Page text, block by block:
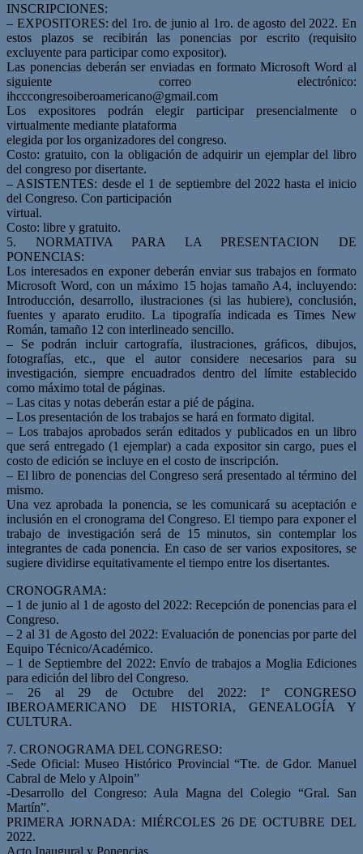
INSCRIPCIONES:
– EXPOSITORES: del 1ro. de junio al 1ro. de agosto del 2022. En
estos plazos se recibirán las ponencias por escrito (requisito
excluyente para participar como expositor).
Las ponencias deberán ser enviadas en formato Microsoft Word al
siguiente correo electrónico:
ihcccongresoiberoamericano@gmail.com
Los expositores podrán elegir participar presencialmente o
virtualmente mediante plataforma
elegida por los organizadores del congreso.
Costo: gratuito, con la obligación de adquirir un ejemplar del libro
del congreso por disertante.
– ASISTENTES: desde el 1 de septiembre del 2022 hasta el inicio
del Congreso. Con participación
virtual.
Costo: libre y gratuito.
5. NORMATIVA PARA LA PRESENTACION DE
PONENCIAS:
Los interesados en exponer deberán enviar sus trabajos en formato
Microsoft Word, con un máximo 15 hojas tamaño A4, incluyendo:
Introducción, desarrollo, ilustraciones (si las hubiere), conclusión,
fuentes y aparato erudito. La tipografía indicada es Times New
Román, tamaño 12 con interlineado sencillo.
– Se podrán incluir cartografía, ilustraciones, gráficos, dibujos,
fotografías, etc., que el autor considere necesarios para su
investigación, siempre encuadrados dentro del límite establecido
como máximo total de páginas.
– Las citas y notas deberán estar a pié de página.
– Los presentación de los trabajos se hará en formato digital.
– Los trabajos aprobados serán editados y publicados en un libro
que será entregado (1 ejemplar) a cada expositor sin cargo, pues el
costo de edición se incluye en el costo de inscripción.
– El libro de ponencias del Congreso será presentado al término del
mismo.
Una vez aprobada la ponencia, se les comunicará su aceptación e
inclusión en el cronograma del Congreso. El tiempo para exponer el
trabajo de investigación será de 15 minutos, sin contemplar los
integrantes de cada ponencia. En caso de ser varios expositores, se
sugiere dividirse equitativamente el tiempo entre los disertantes.
CRONOGRAMA:
– 1 de junio al 1 de agosto del 2022: Recepción de ponencias para el
Congreso.
– 2 al 31 de Agosto del 2022: Evaluación de ponencias por parte del
Equipo Técnico/Académico.
– 1 de Septiembre del 2022: Envío de trabajos a Moglia Ediciones
para edición del libro del Congreso.
– 26 al 29 de Octubre del 2022: I° CONGRESO
IBEROAMERICANO DE HISTORIA, GENEALOGÍA Y
CULTURA.
7. CRONOGRAMA DEL CONGRESO:
-Sede Oficial: Museo Histórico Provincial “Tte. de Gdor. Manuel
Cabral de Melo y Alpoin”
-Desarrollo del Congreso: Aula Magna del Colegio “Gral. San
Martín”.
PRIMERA JORNADA: MIÉRCOLES 26 DE OCTUBRE DEL
2022.
Acto Inaugural y Ponencias.